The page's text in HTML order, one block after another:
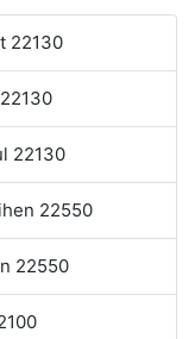
22130
22130
22550
22550